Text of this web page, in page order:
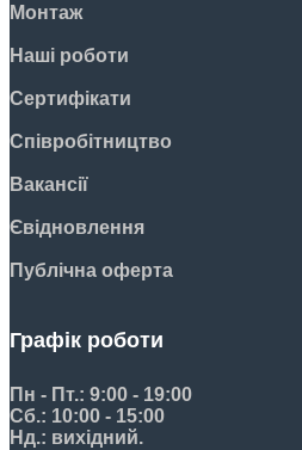
Монтаж
Наші роботи
Сертифікати
Співробітництво
Вакансії
Євідновлення
Публічна оферта
Графік роботи
Пн - Пт.: 9:00 - 19:00
Сб.: 10:00 - 15:00
Нд.: вихідний.